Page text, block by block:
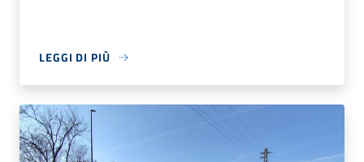
LEGGI DI PIÙ